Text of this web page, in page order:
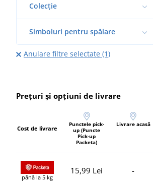
Colecție
Simboluri pentru spălare
Anulare filtre selectate (1)
Prețuri și opțiuni de livrare
Cost de livrare
Punctele pick-
up (Puncte
Pick-up
Packeta)
Livrare acasă
până la 5 kg
15,99 Lei -